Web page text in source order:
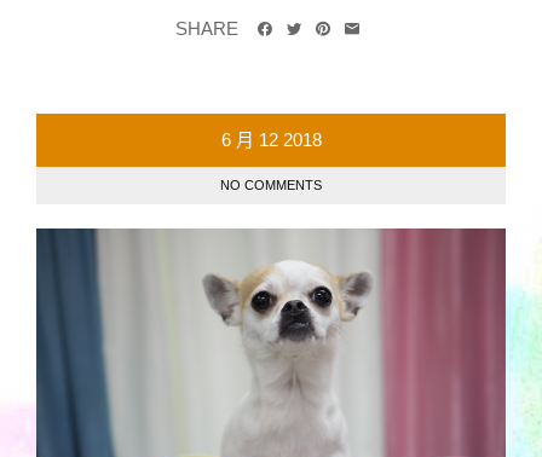
SHARE
6 月 12 2018
NO COMMENTS